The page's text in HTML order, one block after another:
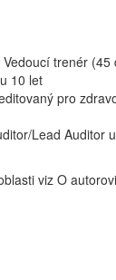
trenér (45
10 let
pro
Lead Auditor
viz O